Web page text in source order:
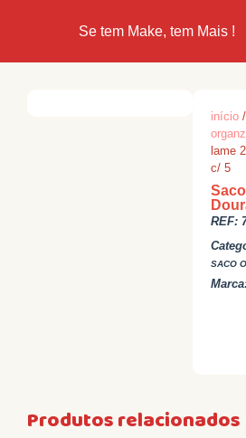
Se tem Make, tem Mais !
início
lame
c/ 5
REF:
SACO
Produtos relacionados